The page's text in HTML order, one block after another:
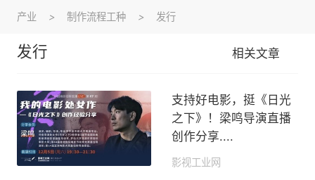
产业 > 制作流程工种 > 发行
发行 相关文章
支持好电影，挺《日光
之下》！梁鸣导演直播
创作分享....
影视工业网